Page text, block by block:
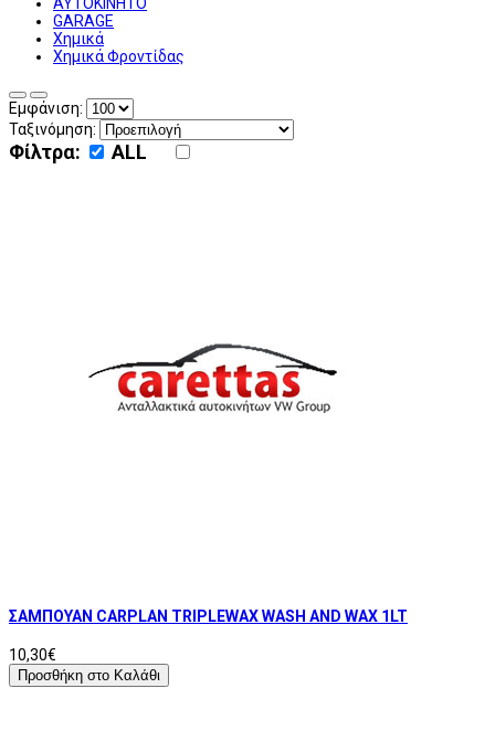
ΑΥΤΟΚΙΝΗΤΟ
GARAGE
Χημικά
Χημικά Φροντίδας
Εμφάνιση:
Ταξινόμηση:
Φίλτρα: ALL
ΣΑΜΠΟΥΑΝ CARPLAN TRIPLEWAX WASH AND WAX 1LT
10,30€
Προσθήκη στο Καλάθι